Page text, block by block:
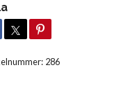
286